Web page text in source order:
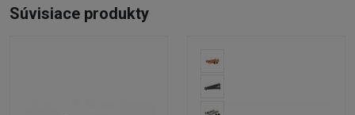
Súvisiace produkty